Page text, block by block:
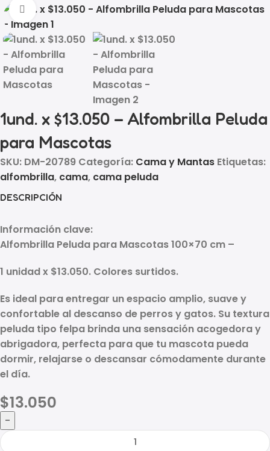
Click to enlarge
1und. x $13.050 – Alfombrilla Peluda
para Mascotas
SKU: DM-20789 Categoría: Cama y Mantas Etiquetas:
alfombrilla, cama, cama peluda
DESCRIPCIÓN
Información clave:
Alfombrilla Peluda para Mascotas 100×70 cm –
1 unidad x $13.050. Colores surtidos.
Es ideal para entregar un espacio amplio, suave y
confortable al descanso de perros y gatos. Su textura
peluda tipo felpa brinda una sensación acogedora y
abrigadora, perfecta para que tu mascota pueda
dormir, relajarse o descansar cómodamente durante
el día.
$13.050